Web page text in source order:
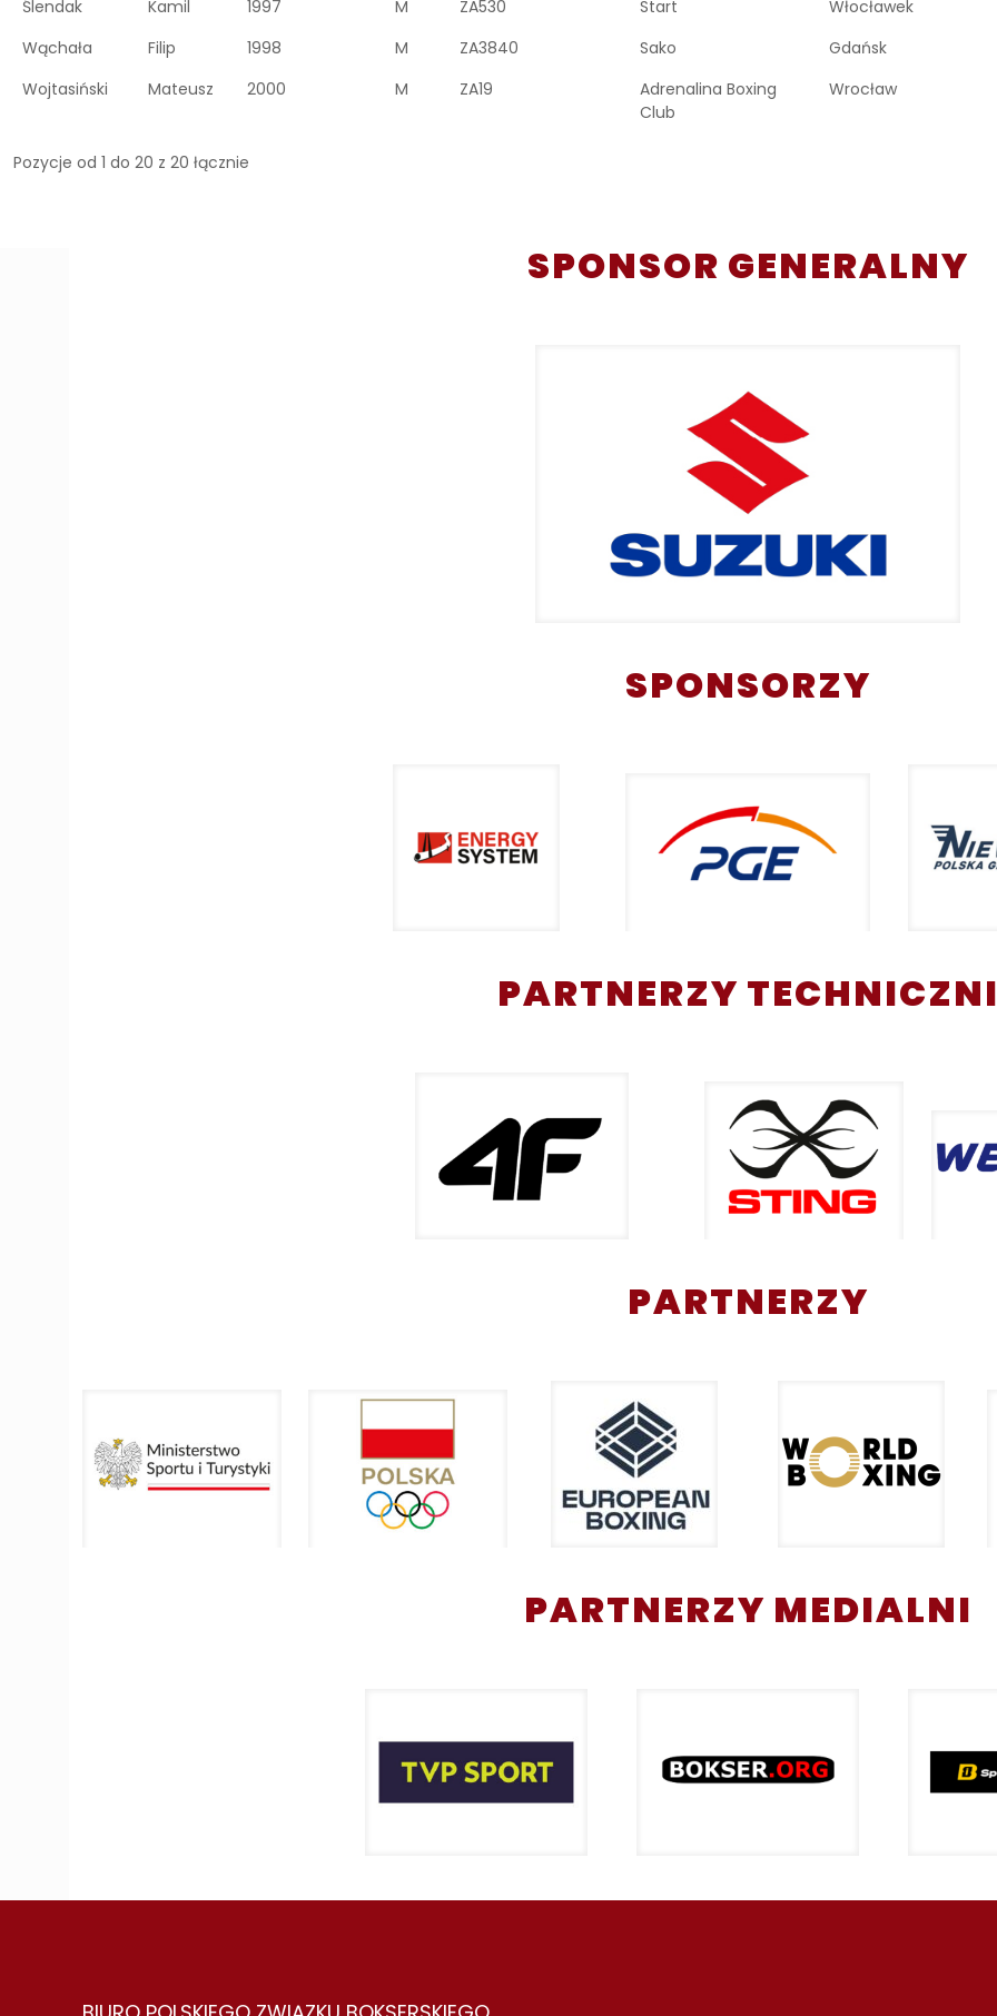
Ślendak
Kamil 1997 M ZA530 Start
Włocławek
Wąchała
Filip 1998 M ZA3840 Sako
Gdańsk
Wojtasiński
Mateusz 2000 M ZA19
Adrenalina Boxing
Club
Wrocław
Pozycje od 1 do 20 z 20 łącznie
SPONSOR GENERALNY
SPONSORZY
PARTNERZY
PARTNERZY
PARTNERZY MEDIALNI